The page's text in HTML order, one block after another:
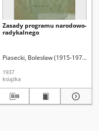
Zasady programu narodowo-
radykalnego
Piasecki, Bolesław (1915-1979). Red.
1937
książka